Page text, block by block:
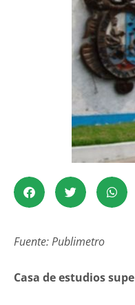
Fuente: Publimetro
Casa de estudios